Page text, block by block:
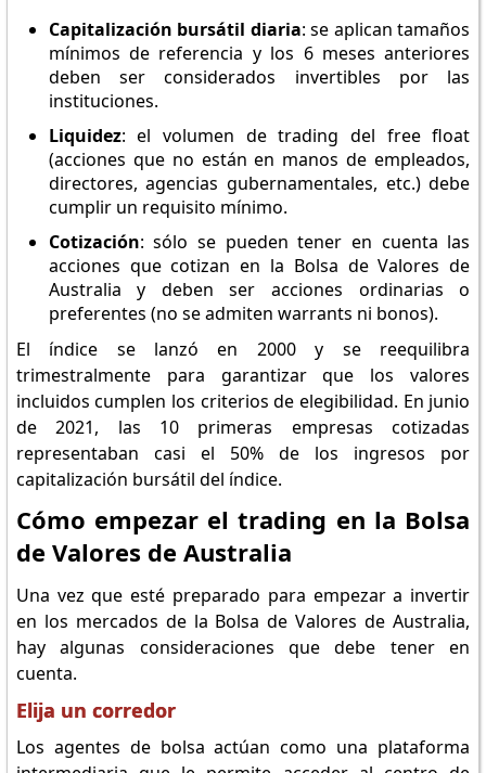
Capitalización bursátil diaria: se aplican tamaños
mínimos de referencia y los 6 meses anteriores
deben ser considerados invertibles por las
instituciones.
Liquidez: el volumen de trading del free float
(acciones que no están en manos de empleados,
directores, agencias gubernamentales, etc.) debe
cumplir un requisito mínimo.
Cotización: sólo se pueden tener en cuenta las
acciones que cotizan en la Bolsa de Valores de
Australia y deben ser acciones ordinarias o
preferentes (no se admiten warrants ni bonos).
El índice se lanzó en 2000 y se reequilibra
trimestralmente para garantizar que los valores
incluidos cumplen los criterios de elegibilidad. En junio
de 2021, las 10 primeras empresas cotizadas
representaban casi el 50% de los ingresos por
capitalización bursátil del índice.
Cómo empezar el trading en la Bolsa
de Valores de Australia
Una vez que esté preparado para empezar a invertir
en los mercados de la Bolsa de Valores de Australia,
hay algunas consideraciones que debe tener en
cuenta.
Elija un corredor
Los agentes de bolsa actúan como una plataforma